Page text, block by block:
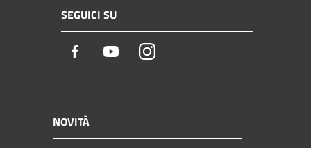
SEGUICI SU
Facebook YoutubeInstagram
NOVITÀ